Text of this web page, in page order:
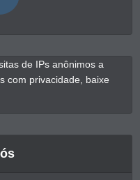
de IPs anônimos a
com privacidade, baixe